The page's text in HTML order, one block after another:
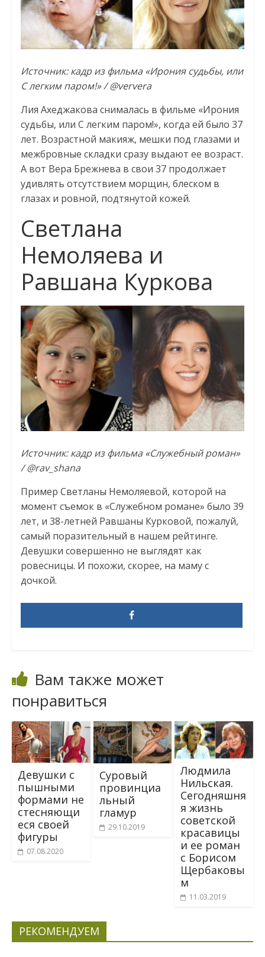
Источник: кадр из фильма «Ирония судьбы, или
С легким паром!» / @ververa
Лия Ахеджакова снималась в фильме «Ирония
судьбы, или С легким паром!», когда ей было 37
лет. Возрастной макияж, мешки под глазами и
межбровные складки сразу выдают ее возраст.
А вот Вера Брежнева в свои 37 продолжает
удивлять отсутствием морщин, блеском в
глазах и ровной, подтянутой кожей.
Светлана
Немоляева и
Равшана Куркова
Источник: кадр из фильма «Служебный роман»
/ @rav_shana
Пример Светланы Немоляевой, которой на
момент съемок в «Служебном романе» было 39
лет, и 38-летней Равшаны Курковой, пожалуй,
самый поразительный в нашем рейтинге.
Девушки совершенно не выглядят как
ровесницы. И похожи, скорее, на маму с
дочкой.
Вам также может
понравиться
Девушки с
пышными
формами не
стесняющи
еся своей
фигуры
07.08.2020
Суровый
провинциа
льный
гламур
29.10.2019
Людмила
Нильская.
Сегодняшня
я жизнь
советской
красавицы
и ее роман
с Борисом
Щербаковы
м
11.03.2019
РЕКОМЕНДУЕМ